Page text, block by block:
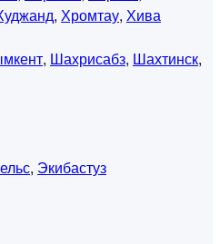
, Хромтау, Хива
, Шахрисабз, Шахтинск,
, Экибастуз